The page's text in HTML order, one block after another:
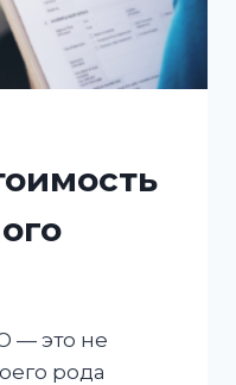
— это не
рода